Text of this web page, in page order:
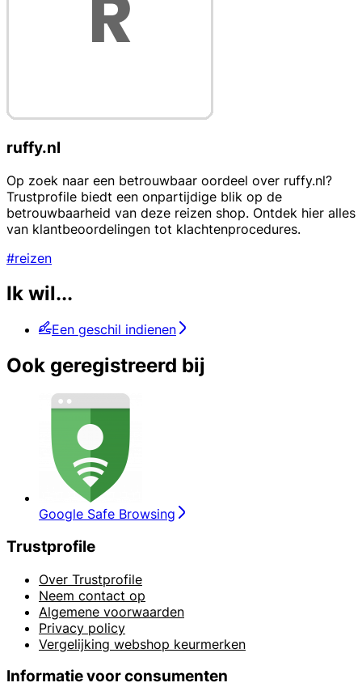
ruffy.nl
Op zoek naar een betrouwbaar oordeel over ruffy.nl?
Trustprofile biedt een onpartijdige blik op de
betrouwbaarheid van deze reizen shop. Ontdek hier alles
van klantbeoordelingen tot klachtenprocedures.
#reizen
Ik wil...
Een geschil indienen
Ook geregistreerd bij
Google Safe Browsing
Trustprofile
Over Trustprofile
Neem contact op
Algemene voorwaarden
Privacy policy
Vergelijking webshop keurmerken
Informatie voor consumenten